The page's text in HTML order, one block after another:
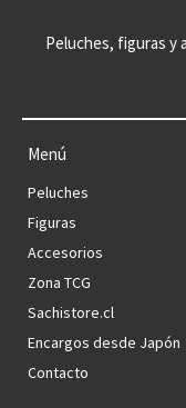
Peluches, figuras y
Menú
Peluches
Figuras
Accesorios
Zona TCG
Sachistore.cl
Encargos desde Japón
Contacto